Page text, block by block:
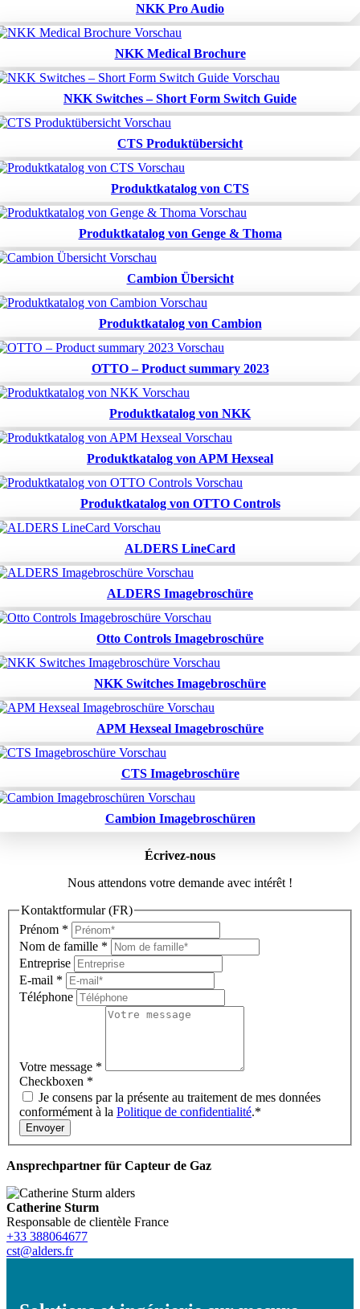
NKK Pro Audio
NKK Medical Brochure
NKK Switches – Short Form Switch Guide
CTS Produktübersicht
Produktkatalog von CTS
Produktkatalog von Genge & Thoma
Cambion Übersicht
Produktkatalog von Cambion
OTTO – Product summary 2023
Produktkatalog von NKK
Produktkatalog von APM Hexseal
Produktkatalog von OTTO Controls
ALDERS LineCard
ALDERS Imagebroschüre
Otto Controls Imagebroschüre
NKK Switches Imagebroschüre
APM Hexseal Imagebroschüre
CTS Imagebroschüre
Cambion Imagebroschüren
Écrivez-nous
Nous attendons votre demande avec intérêt !
Kontaktformular (FR)
Prénom *
Nom de famille *
Entreprise
E-mail *
Téléphone
Votre message *
Checkboxen *
Je consens par la présente au traitement de mes données
conformément à la Politique de confidentialité.*
Envoyer
Ansprechpartner für Capteur de Gaz
Catherine Sturm
Responsable de clientèle France
+33 388064677
cst@alders.fr